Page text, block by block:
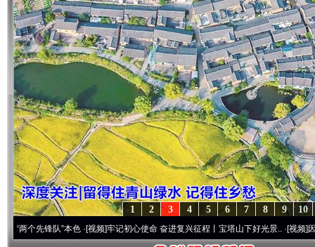
10
9
8
7
6
5
4
3
2
1
锋队”本色·[视频]牢记初心使命 奋进复兴征程丨宝塔山下好光景..·[视频]因党而生